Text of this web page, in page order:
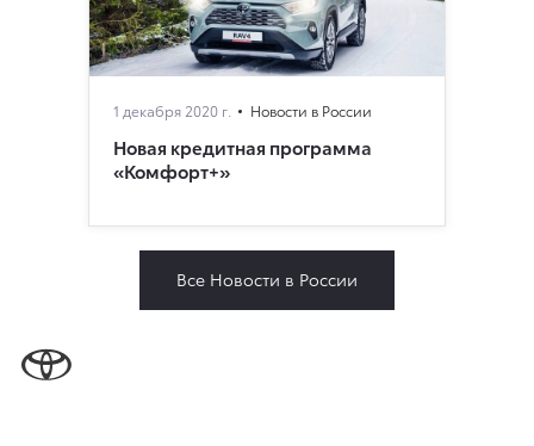
1 декабря 2020 г. Новости в России
Новая кредитная программа
«Комфорт+»
Все Новости в России